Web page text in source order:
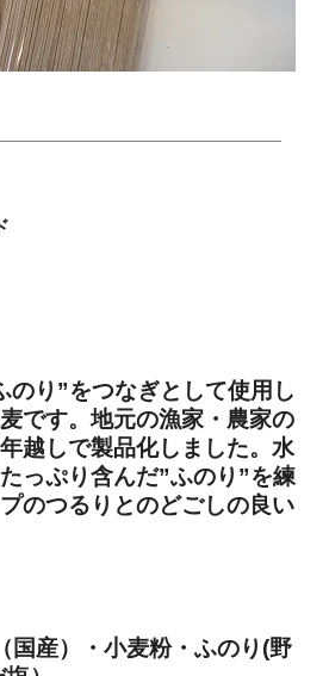
のり”をつなぎとして使用し
です。地元の漁家・農家の
越しで製品化しました。水
っぷり含んだ”ふのり”を練
のつるりとのどごしの良い
国産）・小麦粉・ふのり(野